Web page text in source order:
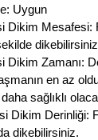
Uygun
Dikim Mesafesi:
Dikim Zamanı:
en az
sağlıklı
Dikim Derinliği:
dikebilirsiniz.